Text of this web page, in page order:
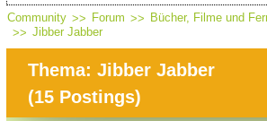
Community Forum
Bücher, Filme und
Jibber Jabber
Thema: Jibber Jabber
(15 Postings)